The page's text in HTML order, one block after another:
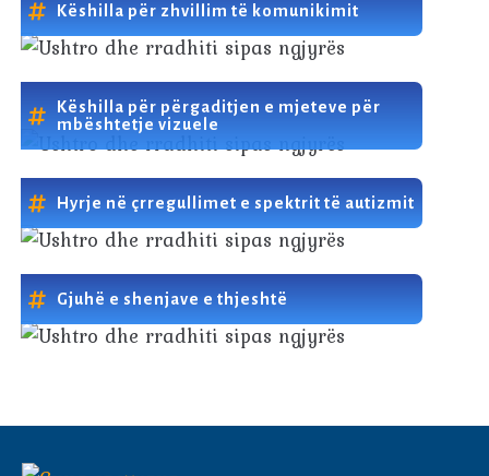
Këshilla për zhvillim të komunikimit
Këshilla për përgaditjen e mjeteve për
mbështetje vizuele
Hyrje në çrregullimet e spektrit të autizmit
Gjuhë e shenjave e thjeshtë